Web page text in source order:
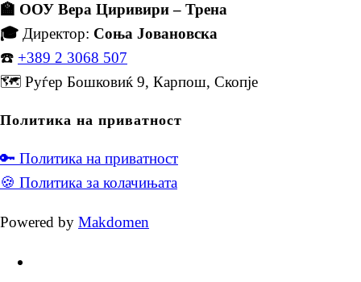
🏫 ООУ Вера Циривири – Трена
🎓 Директор: Соња Јовановска
☎️ +389 2 3068 507
🗺️ Руѓер Бошковиќ 9, Карпош, Скопје
Политика на приватност
🔑 Политика на приватност
🍪 Политика за колачињата
Powered by Makdomen